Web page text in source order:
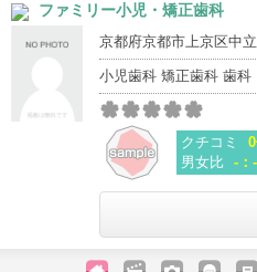
ファミリー小児・矯正歯科
京都府京都市上京区中
小児歯科 矯正歯科 歯科
クチコミ
男女比 -：-